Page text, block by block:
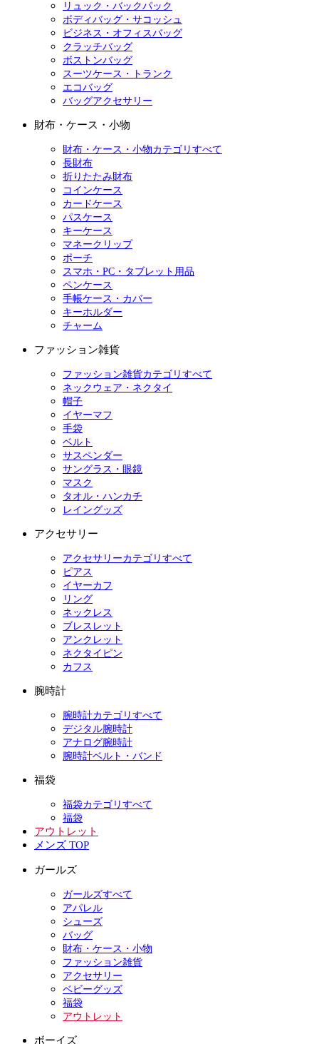
リュック・バックパック
ボディバッグ・サコッシュ
ビジネス・オフィスバッグ
クラッチバッグ
ボストンバッグ
スーツケース・トランク
エコバッグ
バッグアクセサリー
財布・ケース・小物
財布・ケース・小物カテゴリすべて
長財布
折りたたみ財布
コインケース
カードケース
パスケース
キーケース
マネークリップ
ポーチ
スマホ・PC・タブレット用品
ペンケース
手帳ケース・カバー
キーホルダー
チャーム
ファッション雑貨
ファッション雑貨カテゴリすべて
ネックウェア・ネクタイ
帽子
イヤーマフ
手袋
ベルト
サスペンダー
サングラス・眼鏡
マスク
タオル・ハンカチ
レイングッズ
アクセサリー
アクセサリーカテゴリすべて
ピアス
イヤーカフ
リング
ネックレス
ブレスレット
アンクレット
ネクタイピン
カフス
腕時計
腕時計カテゴリすべて
デジタル腕時計
アナログ腕時計
腕時計ベルト・バンド
福袋
福袋カテゴリすべて
福袋
アウトレット
メンズ TOP
ガールズ
ガールズすべて
アパレル
シューズ
バッグ
財布・ケース・小物
ファッション雑貨
アクセサリー
ベビーグッズ
福袋
アウトレット
ボーイズ